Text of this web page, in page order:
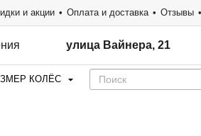
и акции Оплата и доставка Отзывы
улица Вайнера, 21
КОЛЁС